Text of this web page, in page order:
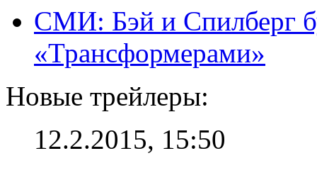
СМИ: Бэй и Спилберг
«Трансформерами»
Новые трейлеры:
12.2.2015, 15:50